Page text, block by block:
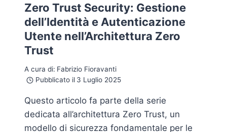
Zero Trust Security: Gestione
dell’Identità e Autenticazione
Utente nell’Architettura Zero
Trust
A cura di: Fabrizio Fioravanti
Pubblicato il 3 Luglio 2025
Questo articolo fa parte della serie
dedicata all’architettura Zero Trust, un
modello di sicurezza fondamentale per le